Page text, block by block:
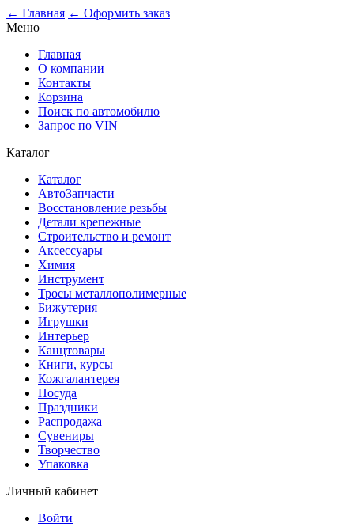
← Главная ← Оформить заказ
Меню
Главная
О компании
Контакты
Корзина
Поиск по автомобилю
Запрос по VIN
Каталог
Каталог
АвтоЗапчасти
Восстановление резьбы
Детали крепежные
Строительство и ремонт
Аксессуары
Химия
Инструмент
Тросы металлополимерные
Бижутерия
Игрушки
Интерьер
Канцтовары
Книги, курсы
Кожгалантерея
Посуда
Праздники
Распродажа
Сувениры
Творчество
Упаковка
Личный кабинет
Войти